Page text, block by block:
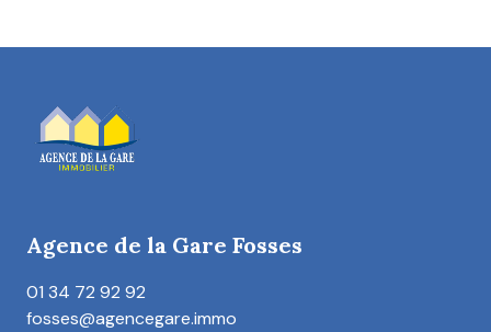
Agence de la Gare Fosses
01 34 72 92 92
fosses@agencegare.immo